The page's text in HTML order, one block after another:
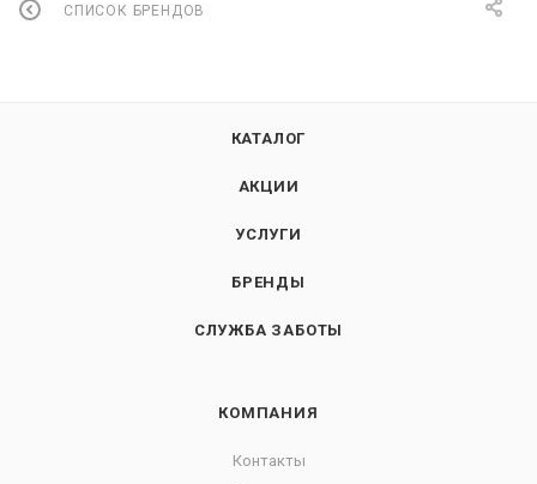
СПИСОК БРЕНДОВ
КАТАЛОГ
АКЦИИ
УСЛУГИ
БРЕНДЫ
СЛУЖБА ЗАБОТЫ
КОМПАНИЯ
Контакты